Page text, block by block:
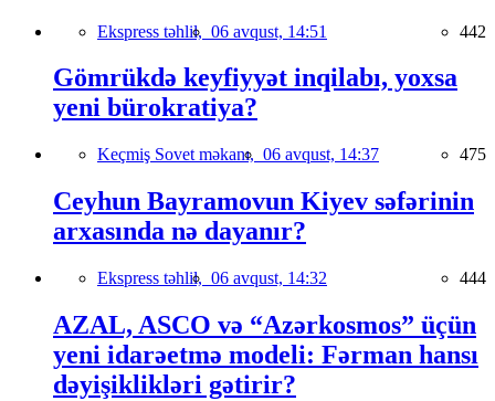
Ekspress təhlil, 06 avqust, 14:51 442
Gömrükdə keyfiyyət inqilabı, yoxsa
yeni bürokratiya?
Keçmiş Sovet məkanı, 06 avqust, 14:37 475
Ceyhun Bayramovun Kiyev səfərinin
arxasında nə dayanır?
Ekspress təhlil, 06 avqust, 14:32 444
AZAL, ASCO və “Azərkosmos” üçün
yeni idarəetmə modeli: Fərman hansı
dəyişiklikləri gətirir?